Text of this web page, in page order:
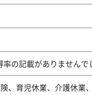
の記載がありませんで
、育児休業、介護休業